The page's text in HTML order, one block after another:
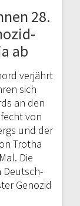
28.
ab
verjährt
sich
an den
von
und der
Trotha
Die
Deutsch-
Genozid